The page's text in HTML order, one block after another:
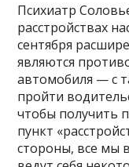
Психиатр
расстройствах
сентября
являются
автомобиля — с
пройти
чтобы получить
пункт
стороны, все мы